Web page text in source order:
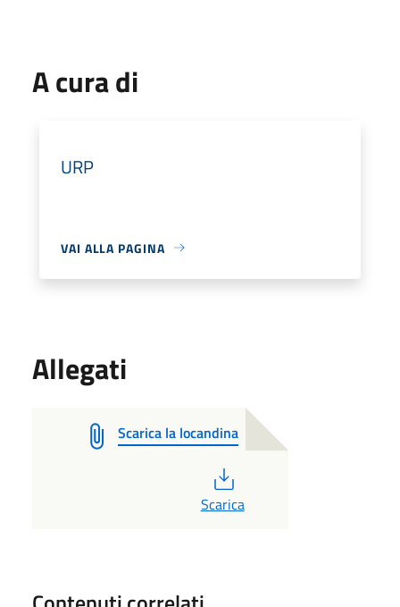
A cura di
URP
VAI ALLA PAGINA
Allegati
Scarica la locandina
Scarica